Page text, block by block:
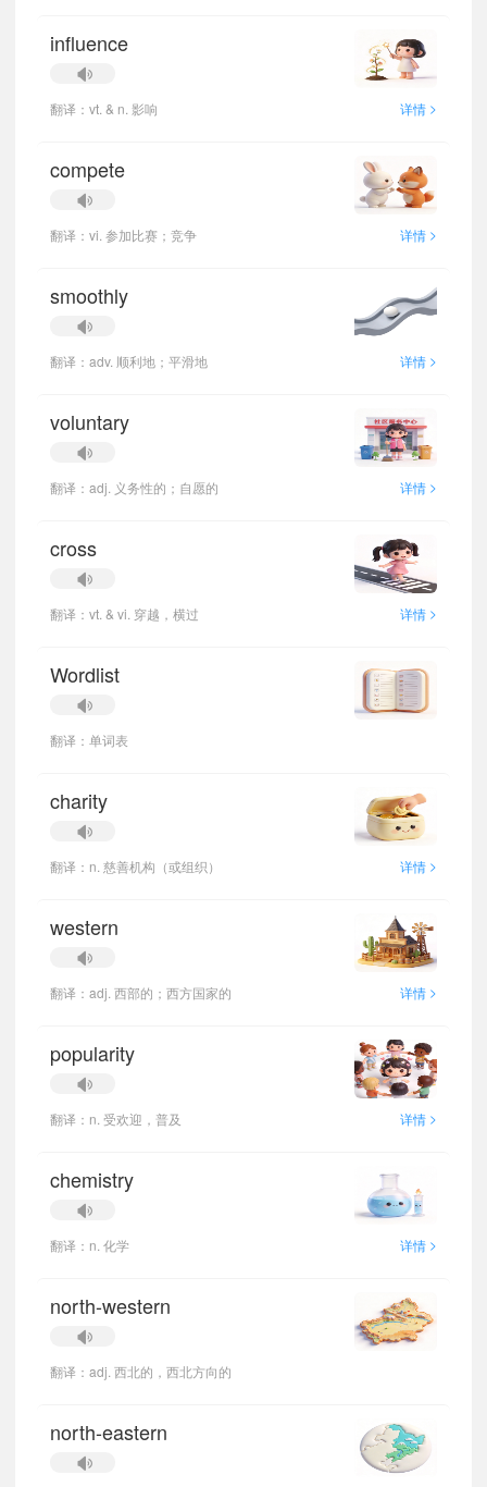
influence
翻译：vt. & n. 影响 详情 >
compete
翻译：vi. 参加比赛；竞争 详情 >
smoothly
翻译：adv. 顺利地；平滑地 详情 >
voluntary
翻译：adj. 义务性的；自愿的 详情 >
cross
翻译：vt. & vi. 穿越，横过 详情 >
Wordlist
翻译：单词表
charity
翻译：n. 慈善机构（或组织） 详情 >
western
翻译：adj. 西部的；西方国家的 详情 >
popularity
翻译：n. 受欢迎，普及 详情 >
chemistry
翻译：n. 化学 详情 >
north-western
翻译：adj. 西北的，西北方向的
north-eastern